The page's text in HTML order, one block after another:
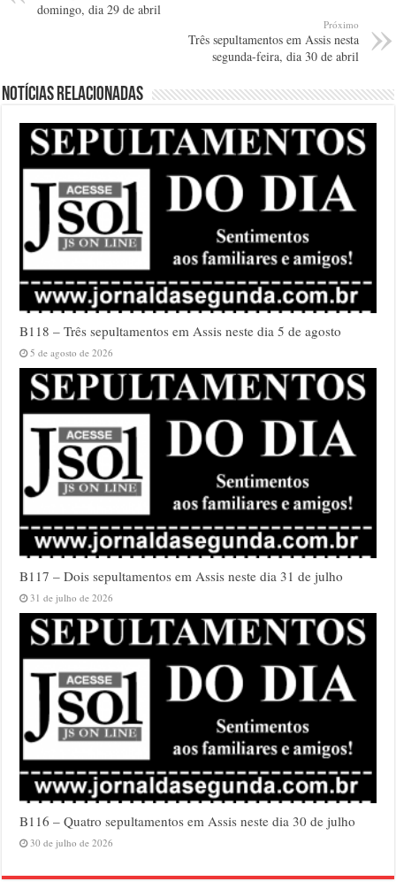
domingo, dia 29 de abril
Próximo
Três sepultamentos em Assis nesta
segunda-feira, dia 30 de abril
Notícias relacionadas
B118 – Três sepultamentos em Assis neste dia 5 de agosto
5 de agosto de 2026
B117 – Dois sepultamentos em Assis neste dia 31 de julho
31 de julho de 2026
B116 – Quatro sepultamentos em Assis neste dia 30 de julho
30 de julho de 2026